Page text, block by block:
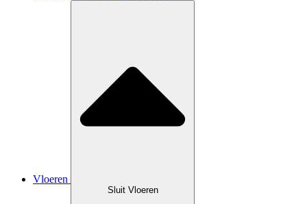
Vloeren
Sluit Vloeren